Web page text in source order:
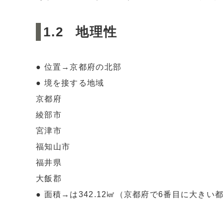
地理性
● 位置→京都府の北部
● 境を接する地域
京都府
綾部市
宮津市
福知山市
福井県
大飯郡
● 面積→は342.12㎢（京都府で6番目に大きい